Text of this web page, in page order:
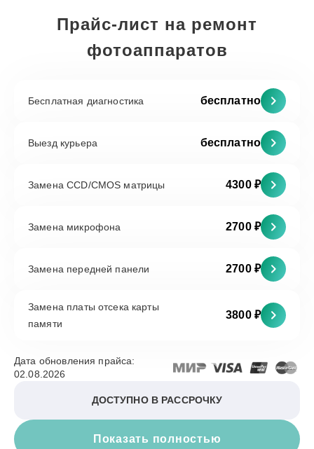
Прайс-лист на ремонт
фотоаппаратов
Бесплатная диагностика бесплатно
Выезд курьера бесплатно
Замена CCD/CMOS матрицы 4300 ₽
Замена микрофона 2700 ₽
Замена передней панели 2700 ₽
Замена платы отсека карты
памяти
3800 ₽
Показать полностью
Дата обновления прайса:
02.08.2026
ДОСТУПНО В РАССРОЧКУ